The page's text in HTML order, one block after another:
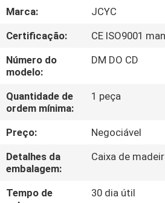
DA
FÁBRICA
CONTROLE
DA
QUALIDADE
CONTACTE-
NOS
Marca:
JCYC
Certificação:
CE ISO9001
Número do
modelo:
DM DO CD
Quantidade de
ordem mínima:
1 peça
Preço:
Negociável
Detalhes da
embalagem:
Caixa de
Tempo de
30 dia útil